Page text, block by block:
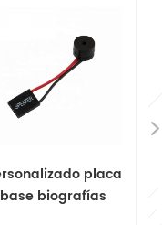
UL aprobado
4pin macho